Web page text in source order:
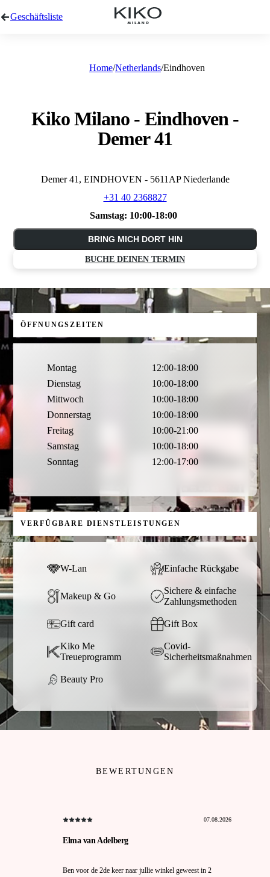
Geschäftsliste
Home Netherlands Eindhoven
Kiko Milano - Eindhoven -
Demer 41
Demer 41, EINDHOVEN - 5611AP Niederlande
+31 40 2368827
Samstag: 10:00-18:00
BRING MICH DORT HIN
BUCHE DEINEN TERMIN
ÖFFNUNGSZEITEN
Montag
12:00-18:00
Dienstag
10:00-18:00
Mittwoch
10:00-18:00
Donnerstag
10:00-18:00
Freitag
10:00-21:00
Samstag
10:00-18:00
Sonntag
12:00-17:00
VERFÜGBARE DIENSTLEISTUNGEN
W-Lan Einfache Rückgabe
Makeup & Go
Sichere & einfache
Zahlungsmethoden
Gift card Gift Box
Kiko Me
Treueprogramm
Covid-
Sicherheitsmaßnahmen
Beauty Pro
BEWERTUNGEN
07.08.2026
Elma van Adelberg
Ben voor de 2de keer naar jullie winkel geweest in 2